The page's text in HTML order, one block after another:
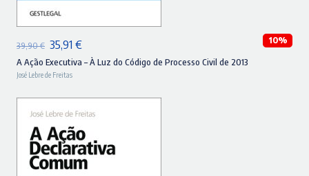
39,90€ O
preço
original
era:
39,90 €.
35,91 €O
preço
é:
35,91 €.
10%
A Ação Executiva – À Luz do Código de Processo Civil de 2013
José Lebre de Freitas